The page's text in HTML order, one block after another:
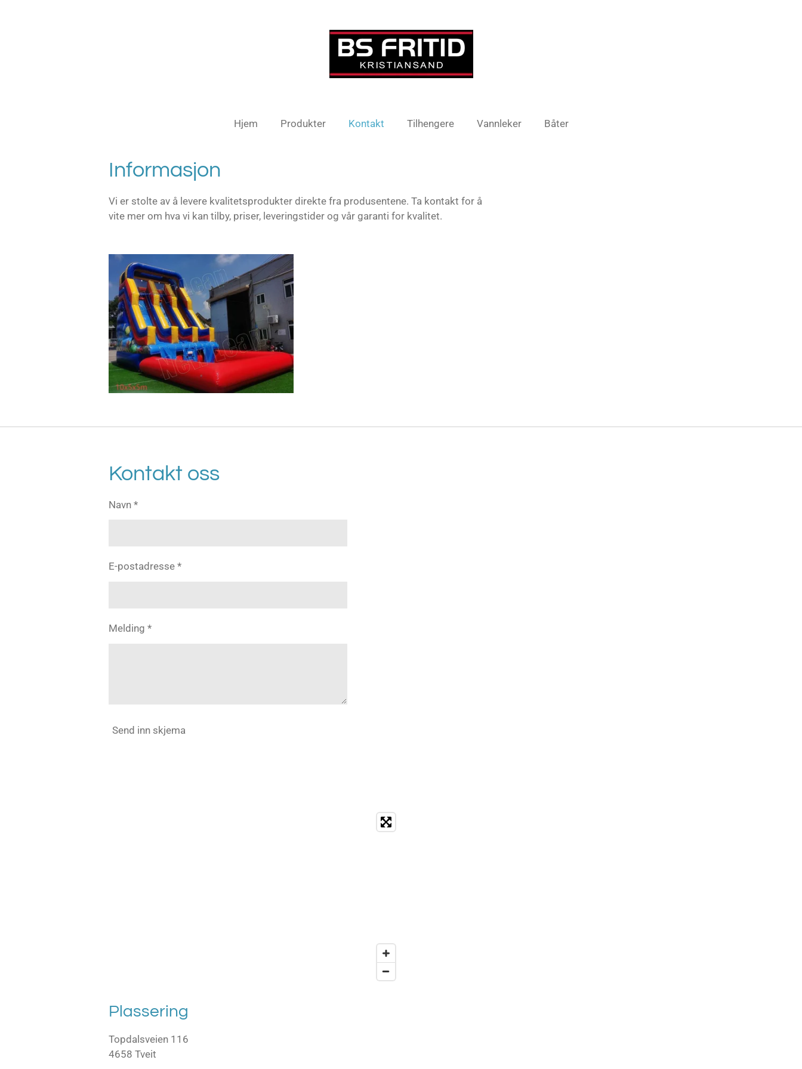
Hjem Produkter Kontakt Tilhengere Vannleker Båter
Informasjon
Vi er stolte av å levere kvalitetsprodukter direkte fra produsentene. Ta kontakt for å
vite mer om hva vi kan tilby, priser, leveringstider og vår garanti for kvalitet.
Kontakt oss
Navn *
E-postadresse *
Melding *
Send inn skjema
Plassering
Topdalsveien 116
4658 Tveit